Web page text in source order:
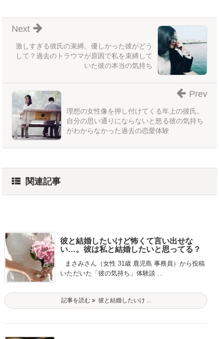
激しすぎる彼氏の束縛。優しかった彼がどう
して？過去のトラウマが原因で私を束縛して
いた彼の本当の気持ち
Next
理想の女性像を押し付けてくる年上の彼氏。
自分の思い通りにならないと怒る彼の気持ち
がわからなかった過去の恋愛体験
Prev
関連記事
彼と結婚したいけど怖くて言い出せな
い…。彼は私と結婚したいと思ってる？
まさみさん（女性 31歳 鹿児島 事務員）から投稿
いただいた「彼の気持ち」体験談 ...
記事を読む 彼と結婚したいけ ...